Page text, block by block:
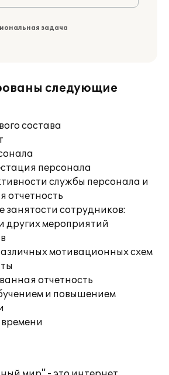
задача
следующие
состава
персонала
службы персонала и
отчетность
сотрудников:
других мероприятий
мотивационных схем
отчетность
и повышением
времени